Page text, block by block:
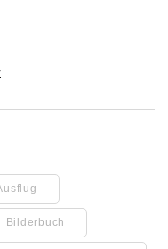
Bilderbuch